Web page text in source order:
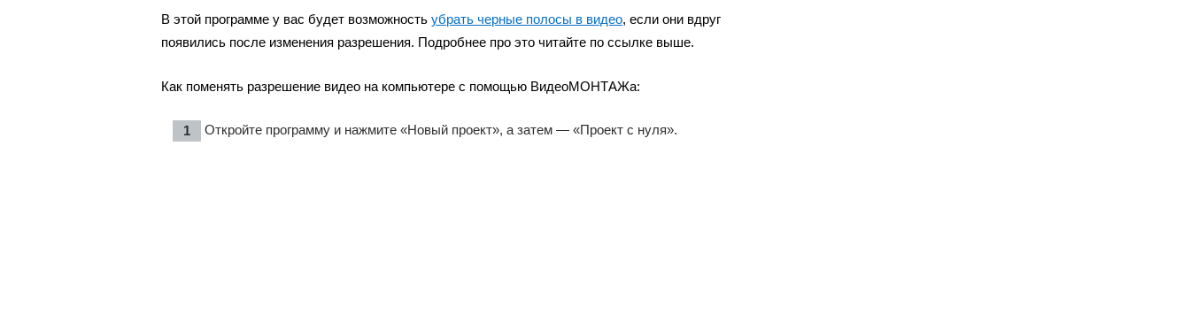
В этой программе у вас будет возможность убрать черные полосы в видео, если они вдруг
появились после изменения разрешения. Подробнее про это читайте по ссылке выше.
Как поменять разрешение видео на компьютере с помощью ВидеоМОНТАЖа:
Откройте программу и нажмите «Новый проект», а затем — «Проект с нуля».